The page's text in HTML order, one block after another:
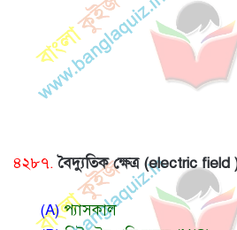
৪২৮৭. বৈদ্যুতিক ক্ষেত্র (electric
(A)প্যাসকাল